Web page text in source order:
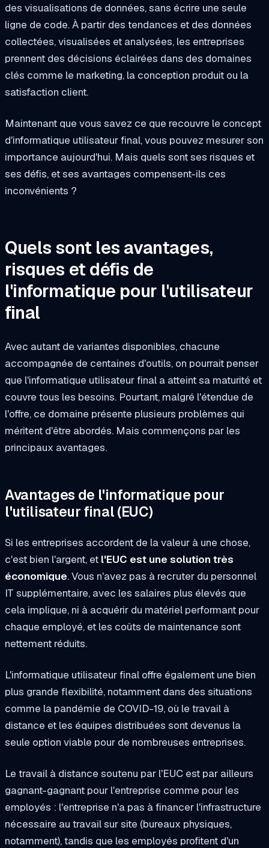
des visualisations de données, sans écrire une seule
ligne de code. À partir des tendances et des données
collectées, visualisées et analysées, les entreprises
prennent des décisions éclairées dans des domaines
clés comme le marketing, la conception produit ou la
satisfaction client.
Maintenant que vous savez ce que recouvre le concept
d'informatique utilisateur final, vous pouvez mesurer son
importance aujourd'hui. Mais quels sont ses risques et
ses défis, et ses avantages compensent-ils ces
inconvénients ?
Quels sont les avantages,
risques et défis de
l'informatique pour l'utilisateur
final
Avec autant de variantes disponibles, chacune
accompagnée de centaines d'outils, on pourrait penser
que l'informatique utilisateur final a atteint sa maturité et
couvre tous les besoins. Pourtant, malgré l'étendue de
l'offre, ce domaine présente plusieurs problèmes qui
méritent d'être abordés. Mais commençons par les
principaux avantages.
Avantages de l'informatique pour
l'utilisateur final (EUC)
Si les entreprises accordent de la valeur à une chose,
c'est bien l'argent, et l'EUC est une solution très
économique. Vous n'avez pas à recruter du personnel
IT supplémentaire, avec les salaires plus élevés que
cela implique, ni à acquérir du matériel performant pour
chaque employé, et les coûts de maintenance sont
nettement réduits.
L'informatique utilisateur final offre également une bien
plus grande flexibilité, notamment dans des situations
comme la pandémie de COVID-19, où le travail à
distance et les équipes distribuées sont devenus la
seule option viable pour de nombreuses entreprises.
Le travail à distance soutenu par l'EUC est par ailleurs
gagnant-gagnant pour l'entreprise comme pour les
employés : l'entreprise n'a pas à financer l'infrastructure
nécessaire au travail sur site (bureaux physiques,
notamment), tandis que les employés profitent d'un